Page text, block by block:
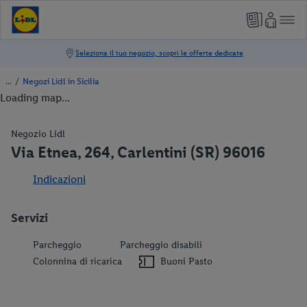
/ Negozi Lidl in Sicilia
Loading map...
Negozio Lidl
Via Etnea, 264, Carlentini (SR) 96016
Indicazioni
Servizi
Parcheggio
Parcheggio disabili
Colonnina di ricarica
Buoni Pasto